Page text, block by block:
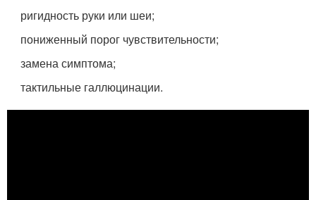
ригидность руки или шеи;
пониженный порог чувствительности;
замена симптома;
тактильные галлюцинации.